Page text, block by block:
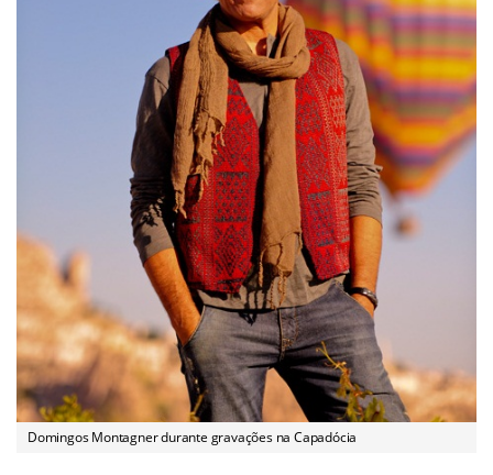
Domingos Montagner durante gravações na Capadócia